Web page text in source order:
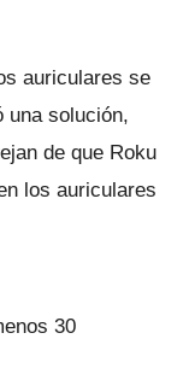
auriculares se
una solución,
de que Roku
los auriculares
30